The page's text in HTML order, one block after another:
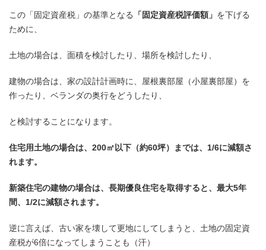
この「固定資産税」の基準となる 「固定資産税評価額」 を下げる
ために、
土地の場合は、面積を検討したり、場所を検討したり、
建物の場合は、家の設計計画時に、屋根裏部屋（小屋裏部屋）を
作ったり、ベランダの奥行をどうしたり、
と検討することになります。
住宅用土地の場合は、200㎡以下（約60坪）までは、1/6に減額さ
れます。
新築住宅の建物の場合は、長期優良住宅を取得すると、最大5年
間、1/2に減額されます。
逆に言えば、古い家を壊して更地にしてしまうと、土地の固定資
産税が6倍になってしまうことも（汗）